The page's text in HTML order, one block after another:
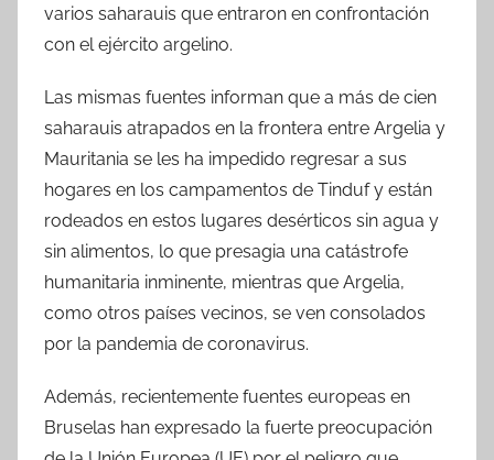
varios saharauis que entraron en confrontación
con el ejército argelino.
Las mismas fuentes informan que a más de cien
saharauis atrapados en la frontera entre Argelia y
Mauritania se les ha impedido regresar a sus
hogares en los campamentos de Tinduf y están
rodeados en estos lugares desérticos sin agua y
sin alimentos, lo que presagia una catástrofe
humanitaria inminente, mientras que Argelia,
como otros países vecinos, se ven consolados
por la pandemia de coronavirus.
Además, recientemente fuentes europeas en
Bruselas han expresado la fuerte preocupación